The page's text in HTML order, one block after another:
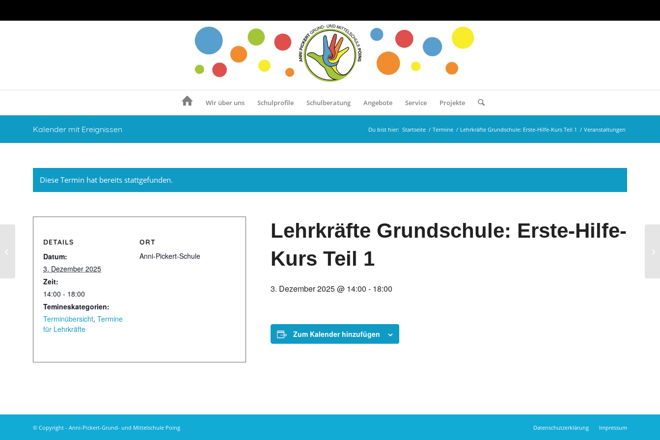
Wir über uns Schulprofile Schulberatung Angebote Service Projekte
Kalender mit Ereignissen Du bist hier: Startseite / Termine / Lehrkräfte Grundschule: Erste-Hilfe-Kurs Teil 1 / Veranstaltungen
Diese Termin hat bereits stattgefunden.
Lehrkräfte Grundschule: Erste-Hilfe-
Kurs Teil 1
3. Dezember 2025 @ 14:00 - 18:00
Zum Kalender hinzufügen
DETAILS
Datum:
3. Dezember 2025
Zeit:
14:00 - 18:00
Temineskategorien:
Terminübersicht, Termine
für Lehrkräfte
ORT
Anni-Pickert-Schule
© Copyright - Anni-Pickert-Grund- und Mittelschule Poing Datenschutzerklärung Impressum